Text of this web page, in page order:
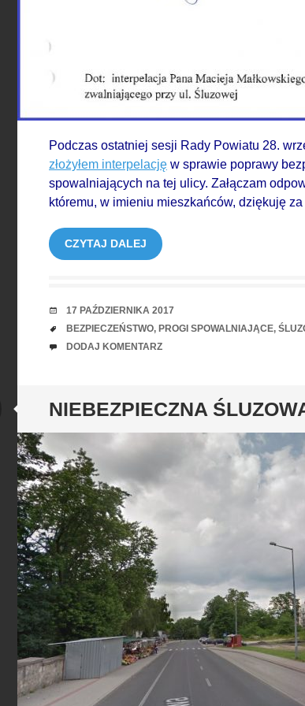
Podczas ostatniej sesji Rady Powiatu 28.
złożyłem interpelację w sprawie poprawy
spowalniających na tej ulicy. Załączam
któremu, w imieniu mieszkańców, dziękuję
CZYTAJ DALEJ
RANDKA
17 PAŹDZIERNIKA 2017
TAGI
BEZPIECZEŃSTWO, PROGI SPOWALNIAJĄCE,
UWAGI
DODAJ KOMENTARZ
NIEBEZPIECZNA
Zwykły
wpis